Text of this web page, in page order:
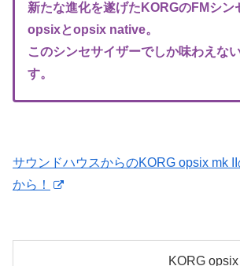
新たな進化を遂げたKORGのFMシン
opsixとopsix native。
このシンセサイザーでしか味わえな
す。
サウンドハウスからのKORG opsix mk
から！
KORG opsix